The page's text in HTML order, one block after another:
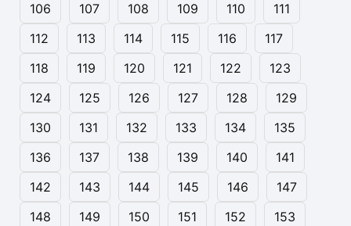
106
107 108 109 110
111
112
113 114 115 116
117
118
119 120 121 122
123
124
125 126 127 128
129
130
131 132 133 134
135
136
137 138 139 140
141
142
143 144 145 146
147
148
149 150 151 152
153